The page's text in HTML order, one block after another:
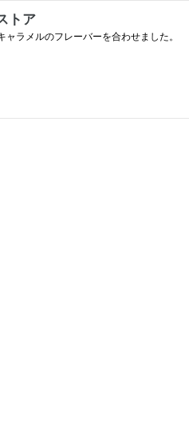
トア
ラメルのフレーバーを合わせました。